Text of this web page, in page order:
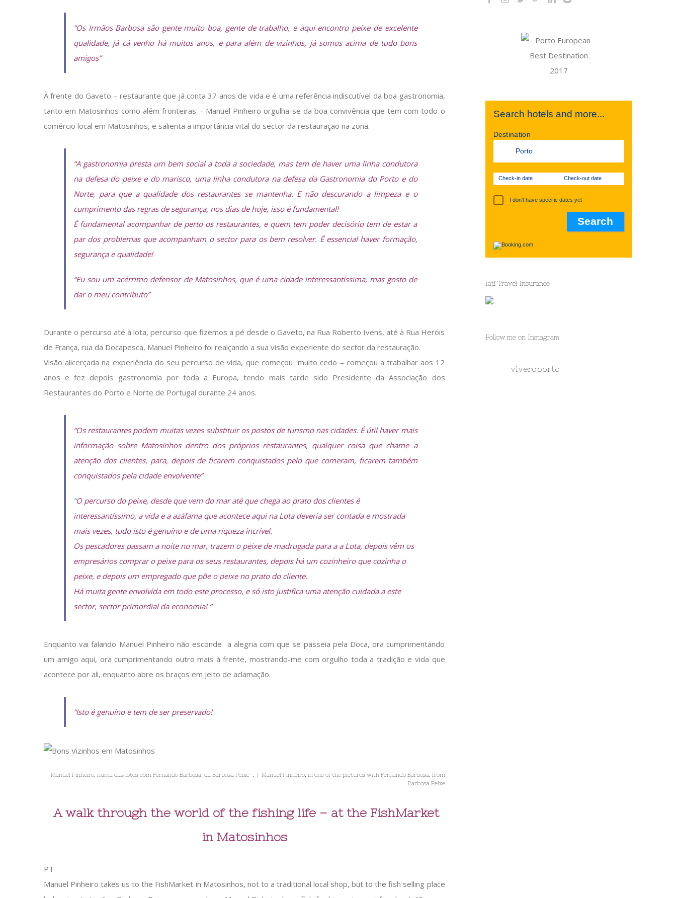
“Os Irmãos Barbosa são gente muito boa, gente de trabalho, e aqui encontro peixe de excelente
qualidade, já cá venho há muitos anos, e para além de vizinhos, já somos acima de tudo bons
amigos”
À frente do Gaveto – restaurante que já conta 37 anos de vida e é uma referência indiscutível da boa gastronomia,
tanto em Matosinhos como além fronteiras – Manuel Pinheiro orgulha-se da boa convivência que tem com todo o
comércio local em Matosinhos, e salienta a importância vital do sector da restauração na zona.
“A gastronomia presta um bem social a toda a sociedade, mas tem de haver uma linha condutora
na defesa do peixe e do marisco, uma linha condutora na defesa da Gastronomia do Porto e do
Norte, para que a qualidade dos restaurantes se mantenha. E não descurando a limpeza e o
cumprimento das regras de segurança, nos dias de hoje, isso é fundamental!
É fundamental acompanhar de perto os restaurantes, e quem tem poder decisório tem de estar a
par dos problemas que acompanham o sector para os bem resolver. É essencial haver formação,
segurança e qualidade!
“Eu sou um acérrimo defensor de Matosinhos, que é uma cidade interessantíssima, mas gosto de
dar o meu contributo”
Durante o percurso até à lota, percurso que fizemos a pé desde o Gaveto, na Rua Roberto Ivens, até à Rua Heróis
de França, rua da Docapesca, Manuel Pinheiro foi realçando a sua visão experiente do sector da restauração.
Visão alicerçada na experiência do seu percurso de vida, que começou muito cedo – começou a trabalhar aos 12
anos e fez depois gastronomia por toda a Europa, tendo mais tarde sido Presidente da Associação dos
Restaurantes do Porto e Norte de Portugal durante 24 anos.
“Os restaurantes podem muitas vezes substituir os postos de turismo nas cidades. É útil haver mais
informação sobre Matosinhos dentro dos próprios restaurantes, qualquer coisa que chame a
atenção dos clientes, para, depois de ficarem conquistados pelo que comeram, ficarem também
conquistados pela cidade envolvente”
“O percurso do peixe, desde que vem do mar até que chega ao prato dos clientes é
interessantíssimo, a vida e a azáfama que acontece aqui na Lota deveria ser contada e mostrada
mais vezes, tudo isto é genuíno e de uma riqueza incrível.
Os pescadores passam a noite no mar, trazem o peixe de madrugada para a a Lota, depois vêm os
empresários comprar o peixe para os seus restaurantes, depois há um cozinheiro que cozinha o
peixe, e depois um empregado que põe o peixe no prato do cliente.
Há muita gente envolvida em todo este processo, e só isto justifica uma atenção cuidada a este
sector, sector primordial da economia! “
Enquanto vai falando Manuel Pinheiro não esconde a alegria com que se passeia pela Doca, ora cumprimentando
um amigo aqui, ora cumprimentando outro mais à frente, mostrando-me com orgulho toda a tradição e vida que
acontece por ali, enquanto abre os braços em jeito de aclamação.
“Isto é genuíno e tem de ser preservado!
Manuel Pinheiro, numa das fotos com Fernando Barbosa, da Barbosa Peixe , | Manuel Pinheiro, in one of the pictures with Fernando Barbosa, from
Barbosa Peixe
A walk through the world of the fishing life – at the FishMarket
in Matosinhos
PT
Manuel Pinheiro takes us to the FishMarket in Matosinhos, not to a traditional local shop, but to the fish selling place
Search hotels and more...
Destination
Check-in date Check-out date
I don't have specific dates yet
Iati Travel Insurance
Follow me on Instagram
viveroporto